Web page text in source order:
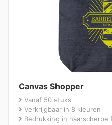
Canvas Shopper
Vanaf 50 stuks
Verkrijgbaar in 8 kleuren
Bedrukking in